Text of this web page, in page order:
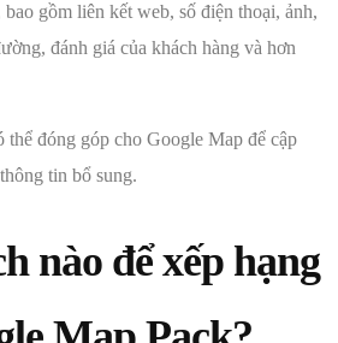
gồm liên kết web, số điện thoại, ảnh,
đánh giá của khách hàng và hơn
đóng góp cho Google Map để cập
tin bổ sung.
nào để xếp hạng